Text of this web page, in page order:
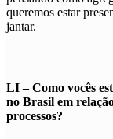
queremos estar
jantar.
LI – Como vocês
no Brasil em
processos?